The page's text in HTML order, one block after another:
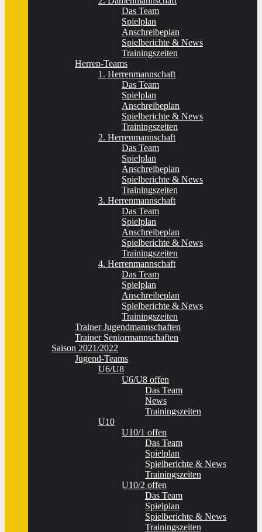
Das Team
Spielplan
Anschreibeplan
Spielberichte & News
Trainingszeiten
Herren-Teams
1. Herrenmannschaft
Das Team
Spielplan
Anschreibeplan
Spielberichte & News
Trainingszeiten
2. Herrenmannschaft
Das Team
Spielplan
Anschreibeplan
Spielberichte & News
Trainingszeiten
3. Herrenmannschaft
Das Team
Spielplan
Anschreibeplan
Spielberichte & News
Trainingszeiten
4. Herrenmannschaft
Das Team
Spielplan
Anschreibeplan
Spielberichte & News
Trainingszeiten
Trainer Jugendmannschaften
Trainer Seniormannschaften
Saison 2021/2022
Jugend-Teams
U6/U8
U6/U8 offen
Das Team
News
Trainingszeiten
U10
U10/1 offen
Das Team
Spielplan
Spielberichte & News
Trainingszeiten
U10/2 offen
Das Team
Spielplan
Spielberichte & News
Trainingszeiten